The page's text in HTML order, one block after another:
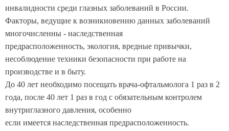
инвалидности среди глазных заболеваний в России.
Факторы, ведущие к возникновению данных заболеваний
многочисленны - наследственная
предрасположенность, экология, вредные привычки,
несоблюдение техники безопасности при работе на
производстве и в быту.
До 40 лет необходимо посещать врача-офтальмолога 1 раз в 2
года, после 40 лет 1 раз в год с обязательным контролем
внутриглазного давления, особенно
если имеется наследственная предрасположенность.